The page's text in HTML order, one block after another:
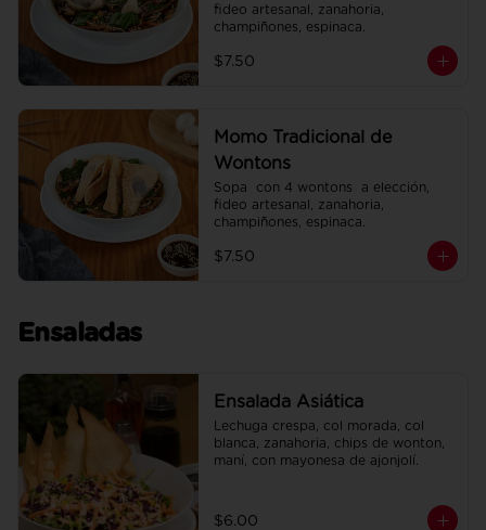
fideo artesanal, zanahoria,
champiñones, espinaca.
$7.50
Momo Tradicional de
Wontons
Sopa  con 4 wontons  a elección,
fideo artesanal, zanahoria,
champiñones, espinaca.
$7.50
Ensaladas
Ensalada Asiática
Lechuga crespa, col morada, col
blanca, zanahoria, chips de wonton,
maní, con mayonesa de ajonjolí.
$6.00